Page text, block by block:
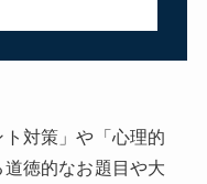
対策」や「心理的
徳的なお題目や大